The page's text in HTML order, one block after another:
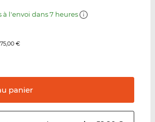
à l'envoi dans 7 heures
75,00 €
panier